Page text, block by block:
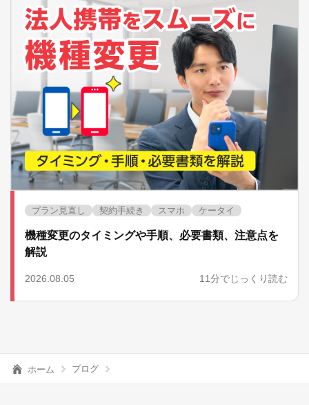
プラン見直し 契約手続き スマホ ケータイ
機種変更のタイミングや手順、必要書類、注意点を
解説
2026.08.05 11分でじっくり読む
ホーム ブログ